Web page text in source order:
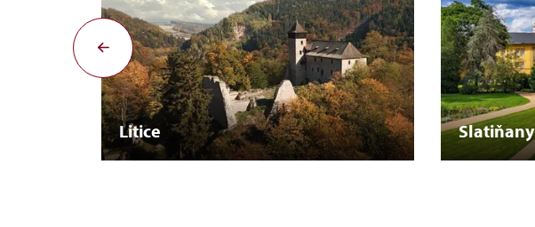
Litice Slatiňany